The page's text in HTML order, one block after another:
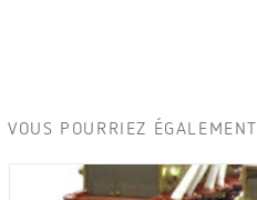
VOUS POURRIEZ